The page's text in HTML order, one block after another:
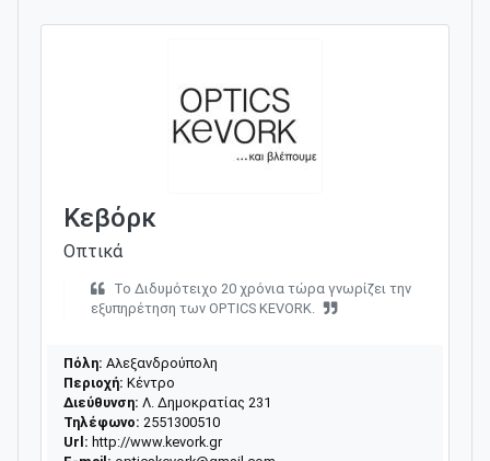
Κεβόρκ
Οπτικά
Το Διδυμότειχο 20 χρόνια τώρα γνωρίζει την
εξυπηρέτηση των OPTICS ΚEVORK.
Πόλη: Αλεξανδρούπολη
Περιοχή: Κέντρο
Διεύθυνση: Λ. Δημοκρατίας 231
Τηλέφωνο: 2551300510
Url: http://www.kevork.gr